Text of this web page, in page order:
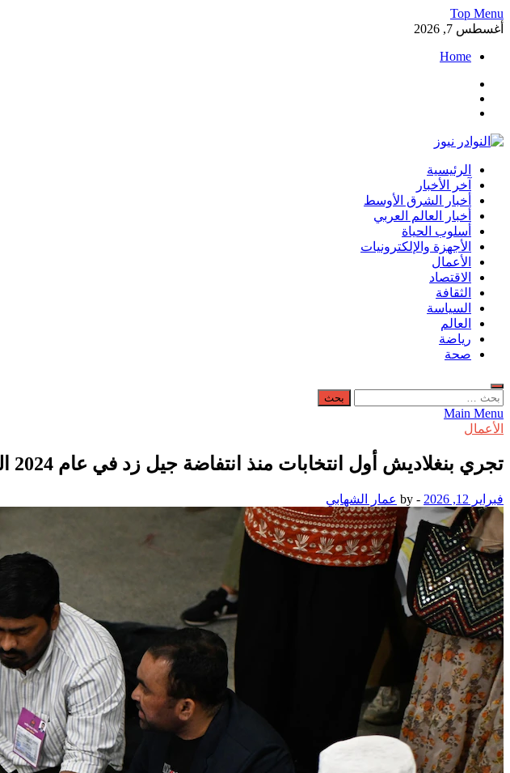
Skip
to
Top Menu
أغسطس 7, 2026
Home
النوادر نيوز
موقع إخباري عربي مستقل ينقل آخر الأخبار والتقارير من العالم العربي والعالمي
الرئيسية
آخر الأخبار
أخبار الشرق الأوسط
أخبار العالم العربي
أسلوب الحياة
الأجهزة والإلكترونيات
الأعمال
الاقتصاد
الثقافة
السياسة
العالم
رياضة
صحة
البحث
عن:
Main Menu
الأعمال
تجري بنغلاديش أول انتخابات منذ انتفاضة جيل زد في عام 2024 التي أطاحت بحسينة
فبراير 12, 2026 -
by عمار الشهابي